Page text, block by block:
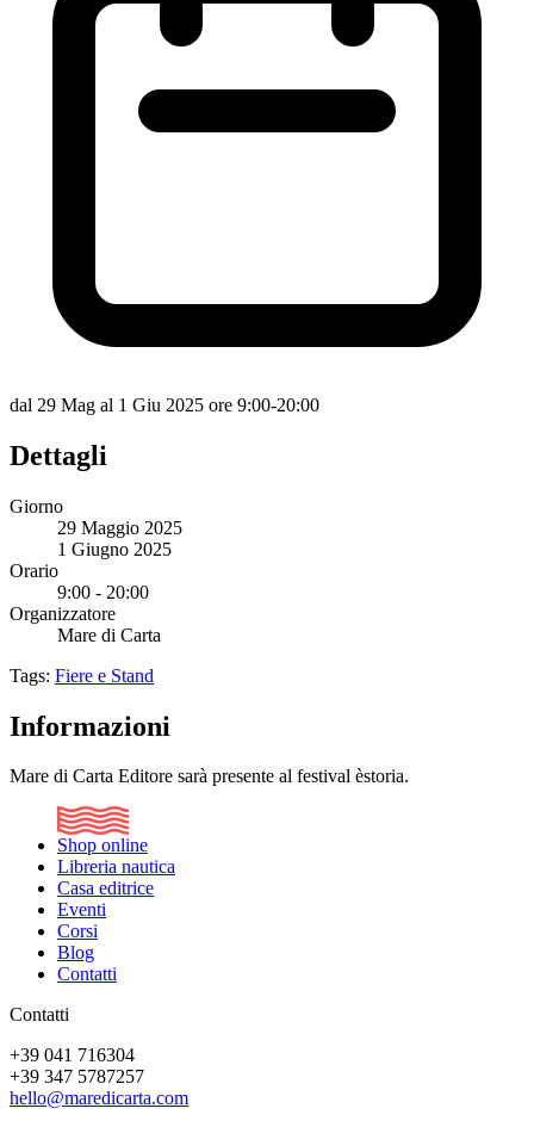
dal 29 Mag al 1 Giu 2025 ore 9:00-20:00
Dettagli
Giorno
29 Maggio 2025
1 Giugno 2025
Orario
9:00 - 20:00
Organizzatore
Mare di Carta
Tags: Fiere e Stand
Informazioni
Mare di Carta Editore sarà presente al festival èstoria.
Shop online
Libreria nautica
Casa editrice
Eventi
Corsi
Blog
Contatti
Contatti
+39 041 716304
+39 347 5787257
hello@maredicarta.com